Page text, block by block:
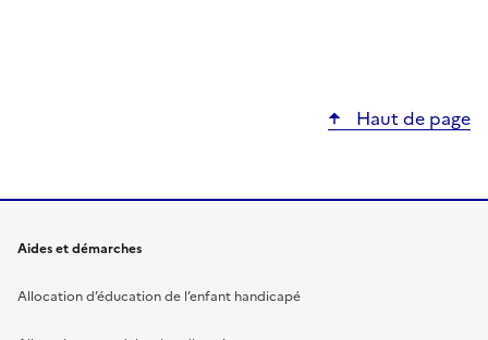
Haut de page
Aides et démarches
Allocation d’éducation de l’enfant handicapé